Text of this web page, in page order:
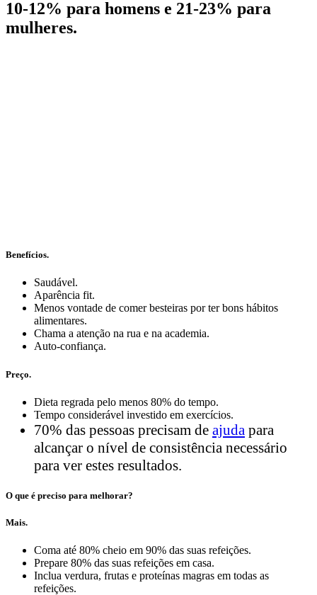
10-12% para homens e 21-23% para
mulheres.
Benefícios.
Saudável.
Aparência fit.
Menos vontade de comer besteiras por ter bons hábitos
alimentares.
Chama a atenção na rua e na academia.
Auto-confiança.
Preço.
Dieta regrada pelo menos 80% do tempo.
Tempo considerável investido em exercícios.
70% das pessoas precisam de ajuda para
alcançar o nível de consistência necessário
para ver estes resultados.
O que é preciso para melhorar?
Mais.
Coma até 80% cheio em 90% das suas refeições.
Prepare 80% das suas refeições em casa.
Inclua verdura, frutas e proteínas magras em todas as
refeições.